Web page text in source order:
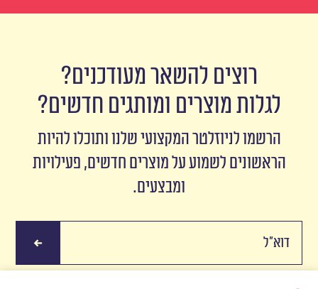
רוצים להשאר מעודכנים?
לגלות מוצרים ומותגים חדשים?
הרשמו לניוזלטר המקצועי שלנו ותוכלו להיות
הראשונים לשמוע על מוצרים חדשים, פעילויות
ומבצעים.